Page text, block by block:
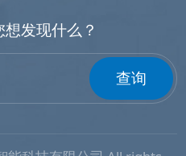
发现什么？
查询